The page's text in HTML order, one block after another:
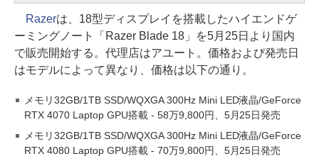
Razerは、18型ディスプレイを搭載したハイエンドゲ
ーミングノート「Razer Blade 18」を5月25日より国内
で販売開始する。代理店はアユート。価格および発売日
はモデルによって異なり、価格は以下の通り。
メモリ32GB/1TB SSD/WQXGA 300Hz Mini LED液晶/GeForce
RTX 4070 Laptop GPU搭載 - 58万9,800円、5月25日発売
メモリ32GB/1TB SSD/WQXGA 300Hz Mini LED液晶/GeForce
RTX 4080 Laptop GPU搭載 - 70万9,800円、5月25日発売